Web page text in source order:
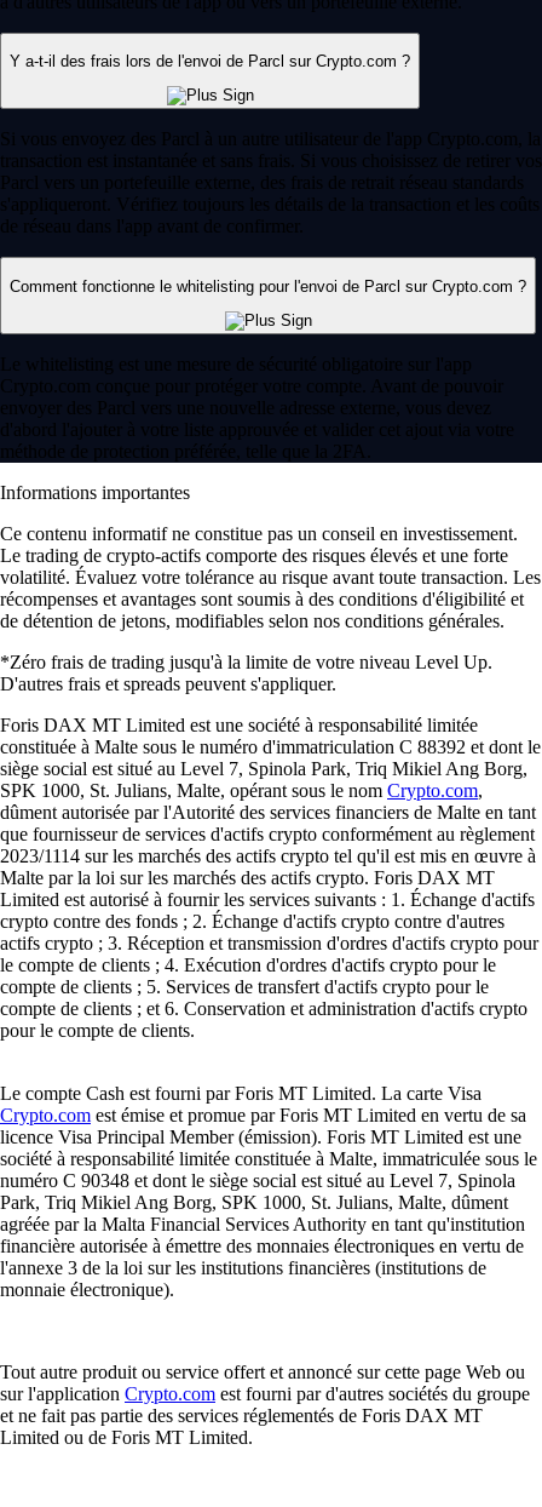
Y a-t-il des frais lors de l'envoi de Parcl sur Crypto.com ?
Si vous envoyez des Parcl à un autre utilisateur de l'app Crypto.com, la
transaction est instantanée et sans frais. Si vous choisissez de retirer vos
Parcl vers un portefeuille externe, des frais de retrait réseau standards
s'appliqueront. Vérifiez toujours les détails de la transaction et les coûts
de réseau dans l'app avant de confirmer.
Comment fonctionne le whitelisting pour l'envoi de Parcl sur Crypto.com ?
Le whitelisting est une mesure de sécurité obligatoire sur l'app
Crypto.com conçue pour protéger votre compte. Avant de pouvoir
envoyer des Parcl vers une nouvelle adresse externe, vous devez
d'abord l'ajouter à votre liste approuvée et valider cet ajout via votre
méthode de protection préférée, telle que la 2FA.
Informations importantes
Ce contenu informatif ne constitue pas un conseil en investissement.
Le trading de crypto-actifs comporte des risques élevés et une forte
volatilité. Évaluez votre tolérance au risque avant toute transaction. Les
récompenses et avantages sont soumis à des conditions d'éligibilité et
de détention de jetons, modifiables selon nos conditions générales.
*Zéro frais de trading jusqu'à la limite de votre niveau Level Up.
D'autres frais et spreads peuvent s'appliquer.
Foris DAX MT Limited est une société à responsabilité limitée
constituée à Malte sous le numéro d'immatriculation C 88392 et dont le
siège social est situé au Level 7, Spinola Park, Triq Mikiel Ang Borg,
SPK 1000, St. Julians, Malte, opérant sous le nom Crypto.com,
dûment autorisée par l'Autorité des services financiers de Malte en tant
que fournisseur de services d'actifs crypto conformément au règlement
2023/1114 sur les marchés des actifs crypto tel qu'il est mis en œuvre à
Malte par la loi sur les marchés des actifs crypto. Foris DAX MT
Limited est autorisé à fournir les services suivants : 1. Échange d'actifs
crypto contre des fonds ; 2. Échange d'actifs crypto contre d'autres
actifs crypto ; 3. Réception et transmission d'ordres d'actifs crypto pour
le compte de clients ; 4. Exécution d'ordres d'actifs crypto pour le
compte de clients ; 5. Services de transfert d'actifs crypto pour le
compte de clients ; et 6. Conservation et administration d'actifs crypto
pour le compte de clients.
Le compte Cash est fourni par Foris MT Limited. La carte Visa
Crypto.com est émise et promue par Foris MT Limited en vertu de sa
licence Visa Principal Member (émission). Foris MT Limited est une
société à responsabilité limitée constituée à Malte, immatriculée sous le
numéro C 90348 et dont le siège social est situé au Level 7, Spinola
Park, Triq Mikiel Ang Borg, SPK 1000, St. Julians, Malte, dûment
agréée par la Malta Financial Services Authority en tant qu'institution
financière autorisée à émettre des monnaies électroniques en vertu de
l'annexe 3 de la loi sur les institutions financières (institutions de
monnaie électronique).
Tout autre produit ou service offert et annoncé sur cette page Web ou
sur l'application Crypto.com est fourni par d'autres sociétés du groupe
et ne fait pas partie des services réglementés de Foris DAX MT
Limited ou de Foris MT Limited.